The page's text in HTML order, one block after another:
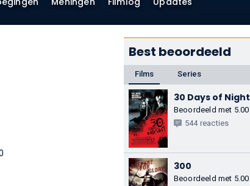
Best beoordeeld
Films Series
30 Days of Night
Beoordeeld met 5.00
544 reacties
300
Beoordeeld met 5.00